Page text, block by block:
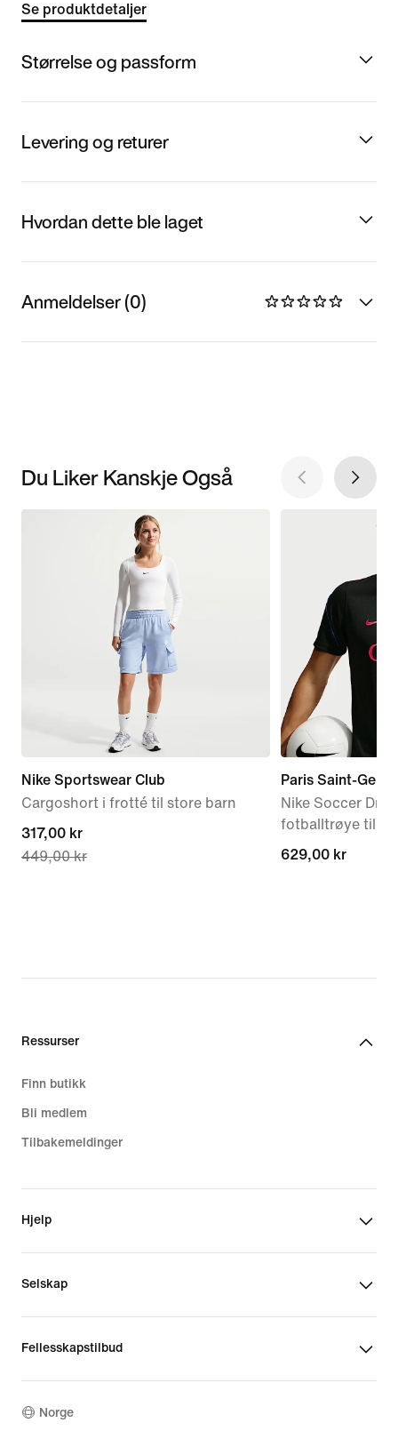
Se produktdetaljer
Størrelse og passform
Levering og returer
Hvordan dette ble laget
Anmeldelser (0)
Du Liker Kanskje Også
Nike Sportswear Club
Cargoshort i frotté til store barn
current
price
317,00 kr
449,00 kr
Paris Saint-
Nike Soccer Dri-
fotballtrøye til
629,00 kr
629,00 kr
Ressurser
Finn butikk
Bli medlem
Tilbakemeldinger
Hjelp
Selskap
Fellesskapstilbud
Norge